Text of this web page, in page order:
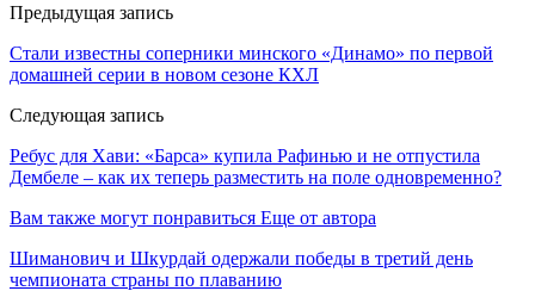
Предыдущая запись
Стали известны соперники минского «Динамо» по первой
домашней серии в новом сезоне КХЛ
Следующая запись
Ребус для Хави: «Барса» купила Рафинью и не отпустила
Дембеле – как их теперь разместить на поле одновременно?
Вам также могут понравиться Еще от автора
Шиманович и Шкурдай одержали победы в третий день
чемпионата страны по плаванию